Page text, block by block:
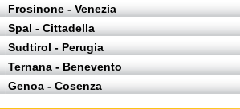
Frosinone - Venezia
Spal - Cittadella
Sudtirol - Perugia
Ternana - Benevento
Genoa - Cosenza